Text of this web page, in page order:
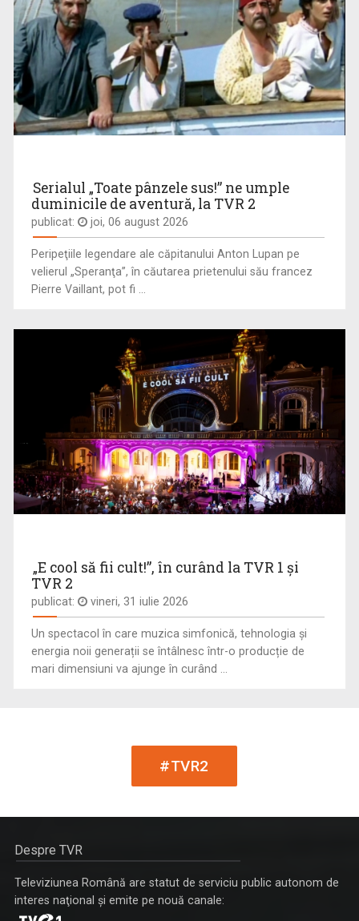
FĂRĂ PREJUDECĂȚI!
Nimic despre noi fără noi! - aceasta este ...
La „Destine ca-n filme" cunoaştem adevăraţi ...
O călătorie fascinantă şi de bun gust! O ...
Irina Păcurariu este născută la Iaşi, la 23 ...
TEODORA ANTONESCU
„TVR este un vis devenit realitate!" Teodora ...
ANDREI BĂRBULESCU
Andrei Bărbulescu s-a născut în 30 noiembrie ...
Serialul „Toate pânzele sus!” ne umple
duminicile de aventură, la TVR 2
publicat: joi, 06 august 2026
Peripeţiile legendare ale căpitanului Anton Lupan pe
velierul „Speranţa”, în căutarea prietenului său francez
Pierre Vaillant, pot fi ...
„E cool să fii cult!”, în curând la TVR 1 și
TVR 2
publicat: vineri, 31 iulie 2026
Un spectacol în care muzica simfonică, tehnologia și
energia noii generații se întâlnesc într-o producție de
mari dimensiuni va ajunge în curând ...
#TVR2
Despre TVR
Televiziunea Română are statut de serviciu public autonom de
interes naţional şi emite pe nouă canale: